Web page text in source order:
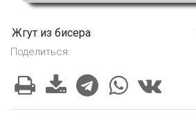
Жгут из бисера
Поделиться: